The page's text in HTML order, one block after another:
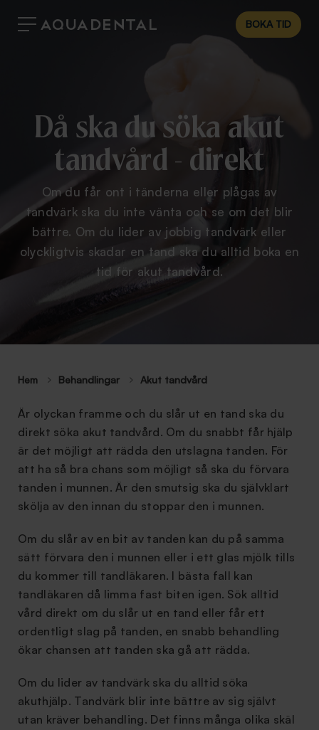
BOKA TID
Då ska du söka akut
tandvård - direkt
Om du får ont i tänderna eller plågas av
tandvärk ska du inte vänta och se om det blir
bättre. Om du lider av jobbig tandvärk eller
olyckligtvis skadar en tand ska du alltid boka en
tid för akut tandvård.
Hem Behandlingar Akut tandvård
Är olyckan framme och du slår ut en tand ska du
direkt söka akut tandvård. Om du snabbt får hjälp
är det möjligt att rädda den utslagna tanden. För
att ha så bra chans som möjligt så ska du förvara
tanden i munnen. Är den smutsig ska du självklart
skölja av den innan du stoppar den i munnen.
Om du slår av en bit av tanden kan du på samma
sätt förvara den i munnen eller i ett glas mjölk tills
du kommer till tandläkaren. I bästa fall kan
tandläkaren då limma fast biten igen. Sök alltid
vård direkt om du slår ut en tand eller får ett
ordentligt slag på tanden, en snabb behandling
ökar chansen att tanden ska gå att rädda.
Om du lider av tandvärk ska du alltid söka
akuthjälp. Tandvärk blir inte bättre av sig självt
utan kräver behandling. Det finns många olika skäl